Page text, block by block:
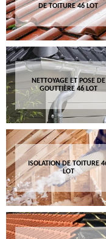
DE TOITURE 46 LOT
NETTOYAGE ET POSE DE
GOUTTIÈRE 46 LOT
ISOLATION DE TOITURE
LOT